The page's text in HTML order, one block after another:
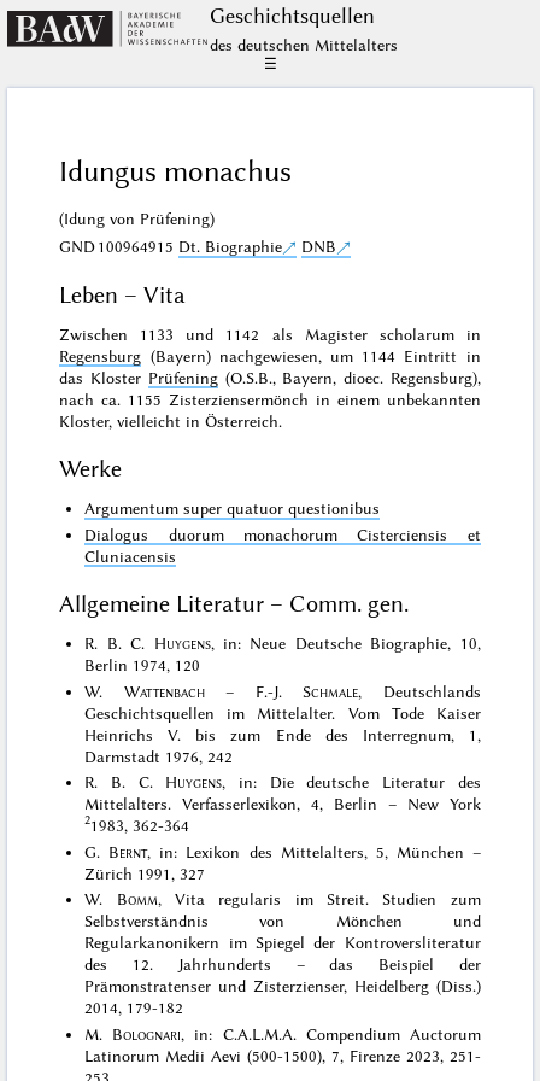
Geschichts­quellen
des deutschen Mittelalters
☰
Idungus monachus
(Idung von Prüfening)
GND100964915 Dt. Biographie DNB
Leben – Vita
Zwischen 1133 und 1142 als Magister scholarum in
Regensburg (Bayern) nachgewiesen, um 1144 Eintritt in
das Kloster Prüfening(O.S.B., Bayern, dioec. Regensburg),
nach ca. 1155 Zisterziensermönch in einem unbekannten
Kloster, vielleicht in Österreich.
Werke
Argumentum super quatuor questionibus
Dialogus duorum monachorum Cisterciensis et
Cluniacensis
Allgemeine Literatur – Comm. gen.
R. B. C. Huygens, in: Neue Deutsche Biographie, 10,
Berlin 1974, 120
W. Wattenbach– F.-J. Schmale, Deutschlands
Geschichtsquellen im Mittelalter. Vom Tode Kaiser
Heinrichs V. bis zum Ende des Interregnum, 1,
Darmstadt 1976, 242
R. B. C. Huygens, in: Die deutsche Literatur des
Mittelalters. Verfasserlexikon, 4, Berlin – New York
21983, 362-364
G. Bernt, in: Lexikon des Mittelalters, 5, München –
Zürich 1991, 327
W. Bomm, Vita regularis im Streit. Studien zum
Selbstverständnis von Mönchen und
Regularkanonikern im Spiegel der Kontroversliteratur
des 12. Jahrhunderts – das Beispiel der
Prämonstratenser und Zisterzienser, Heidelberg (Diss.)
2014, 179-182
M. Bolognari, in: C.A.L.M.A. Compendium Auctorum
Latinorum Medii Aevi (500-1500), 7, Firenze 2023, 251-
253